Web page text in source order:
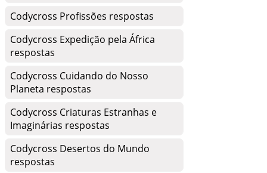
Codycross Profissões respostas
Codycross Expedição pela África
respostas
Codycross Cuidando do Nosso
Planeta respostas
Codycross Criaturas Estranhas e
Imaginárias respostas
Codycross Desertos do Mundo
respostas